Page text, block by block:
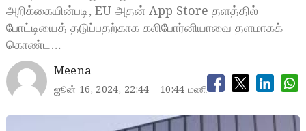
அறிக்கையின்படி, EU அதன் App Store தளத்தில்
போட்டியைத் தடுப்பதற்காக கலிபோர்னியாவை தளமாகக்
கொண்ட…
Meena
ஜூன் 16, 2024, 22:44 10:44 மணி